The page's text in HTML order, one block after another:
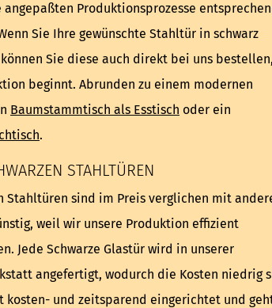
Produktionsprozesse
Sie Ihre gewünschte Stahltür in schwarz
Sie diese auch direkt bei uns bestellen,
beginnt. Abrunden zu einem modernen
Baumstammtisch als Esstisch oder ein
.
STAHLTÜREN
Stahltüren sind im Preis verglichen mit
weil wir unsere Produktion effizient
Jede Schwarze Glastür wird in unserer
angefertigt, wodurch die Kosten niedrig
kosten- und zeitsparend eingerichtet und